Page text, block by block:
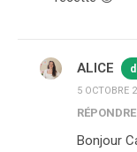
ALICE
5 OCTOBRE
RÉPONDRE
Bonjour